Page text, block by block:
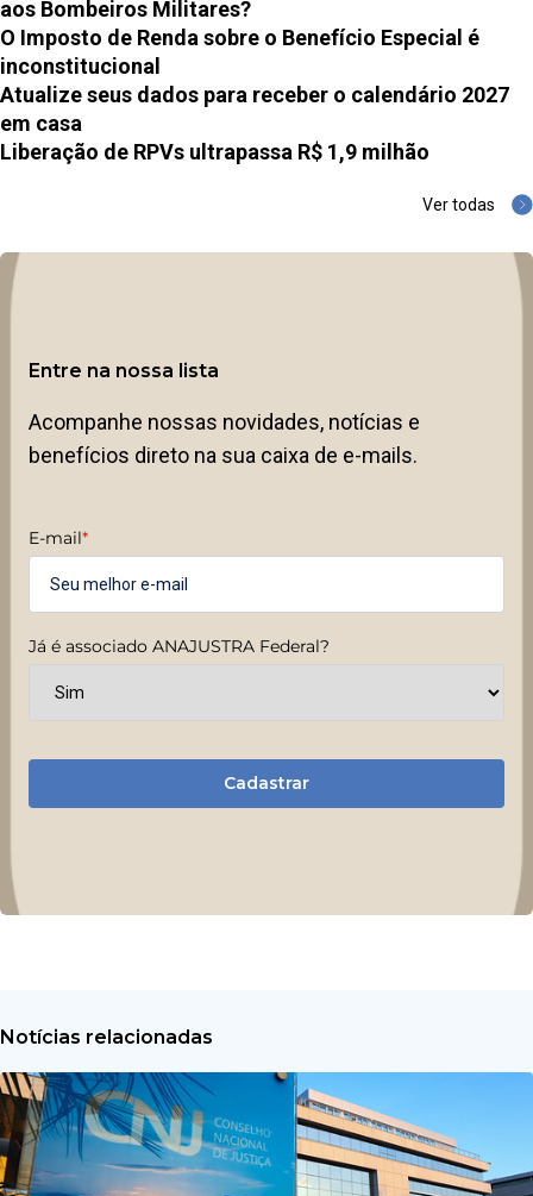
aos Bombeiros Militares?
O Imposto de Renda sobre o Benefício Especial é
inconstitucional
Atualize seus dados para receber o calendário 2027
em casa
Liberação de RPVs ultrapassa R$ 1,9 milhão
Ver todas
Entre na nossa lista
Acompanhe nossas novidades, notícias e
benefícios direto na sua caixa de e-mails.
E-mail*
Já é associado ANAJUSTRA Federal?
Cadastrar
Notícias relacionadas